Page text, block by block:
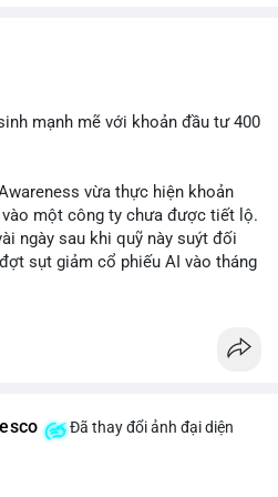
mạnh mẽ với khoản đầu tư 400
vừa thực hiện khoản
một công ty chưa được tiết lộ.
ngày sau khi quỹ này suýt đối
sụt giảm cổ phiếu AI vào tháng
phục hồi đáng chú ý của quỹ
Đã thay đổi ảnh đại diện